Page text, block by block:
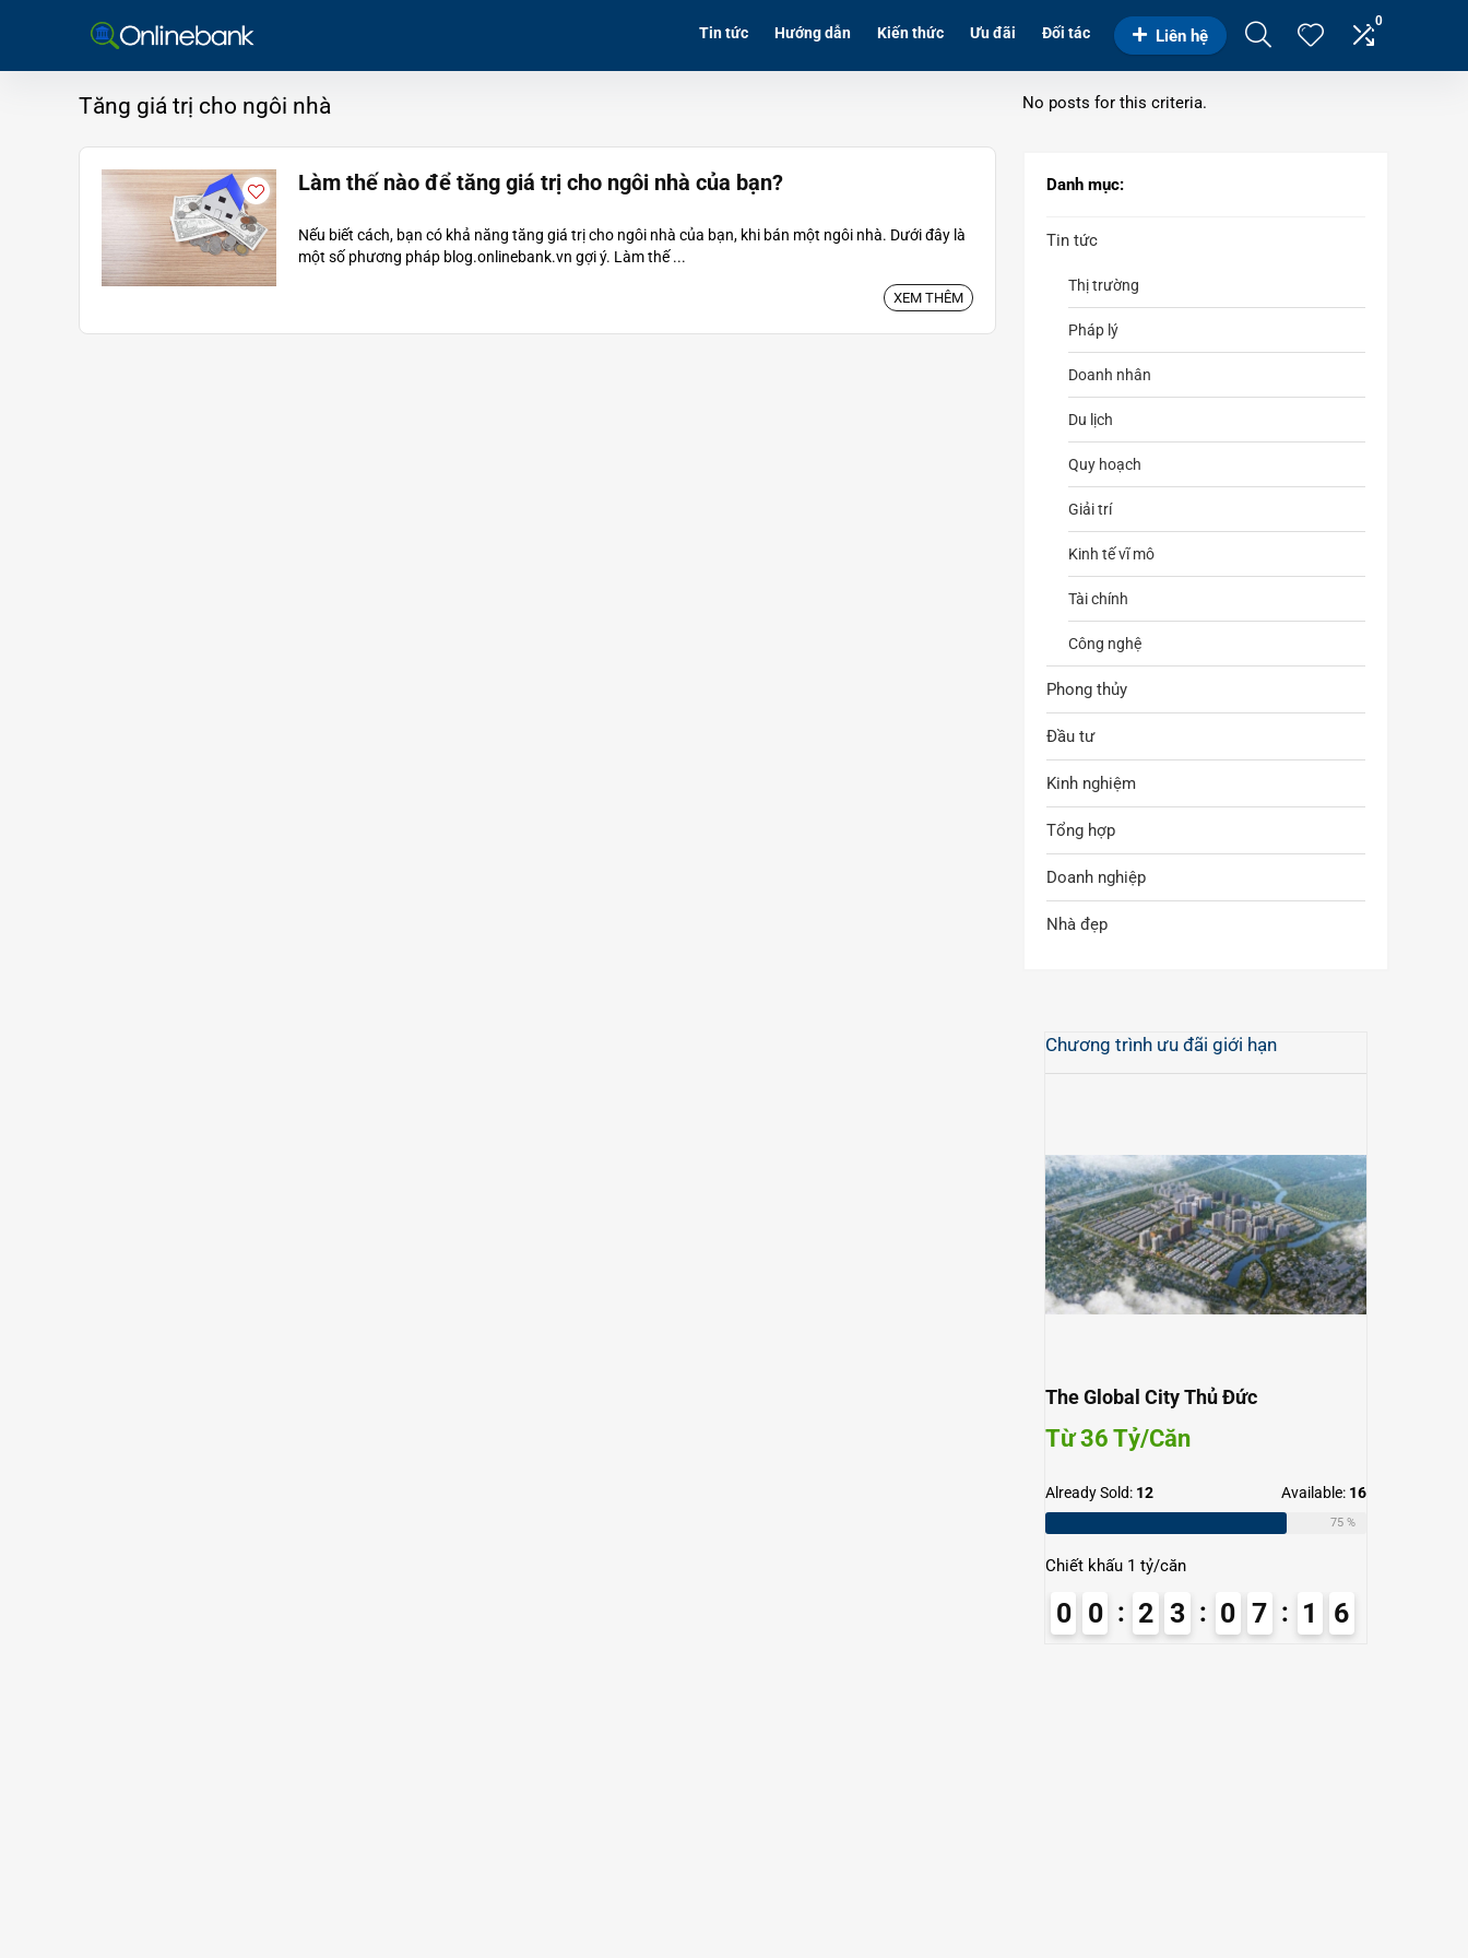
Tin tức Hướng dẫn Kiến thức Ưu đãi Đối tác Liên hệ
0
Tăng giá trị cho ngôi nhà
Làm thế nào để tăng giá trị cho ngôi nhà của bạn?
Nếu biết cách, bạn có khả năng tăng giá trị cho ngôi nhà của bạn, khi bán một ngôi nhà. Dưới đây là
một số phương pháp blog.onlinebank.vn gợi ý. Làm thế ...
XEM THÊM
No posts for this criteria.
Danh mục:
Tin tức
Thị trường
Pháp lý
Doanh nhân
Du lịch
Quy hoạch
Giải trí
Kinh tế vĩ mô
Tài chính
Công nghệ
Phong thủy
Đầu tư
Kinh nghiệm
Tổng hợp
Doanh nghiệp
Nhà đẹp
Chương trình ưu đãi giới hạn
The Global City Thủ Đức
Từ 36 Tỷ/Căn
Already Sold: 12 Available: 16
75 %
Chiết khấu 1 tỷ/căn
0 0 2 3 0 7 1 5
6